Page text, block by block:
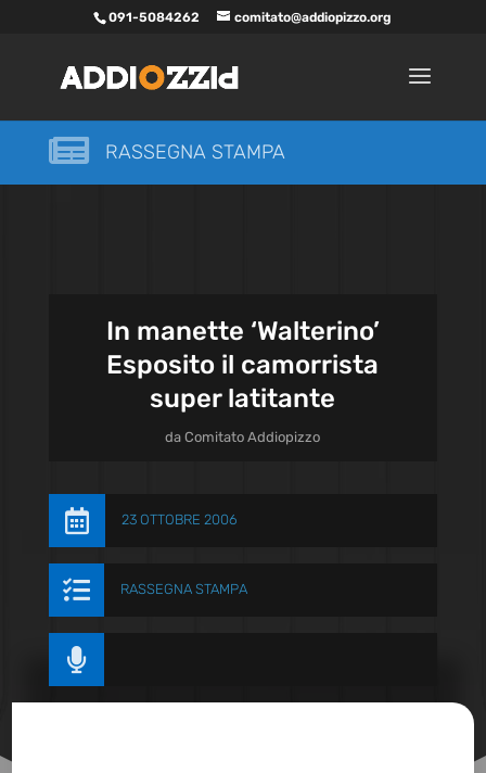
091-5084262 comitato@addiopizzo.org
 RASSEGNA STAMPA
In manette ‘Walterino’
Esposito il camorrista
super latitante
daComitato Addiopizzo
 23 OTTOBRE 2006
 RASSEGNA STAMPA
